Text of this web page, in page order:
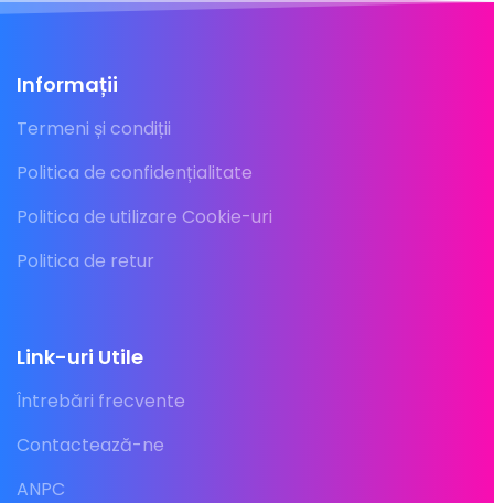
Informații
Termeni și condiții
Politica de confidențialitate
Politica de utilizare Cookie-uri
Politica de retur
Link-uri Utile
Întrebări frecvente
Contactează-ne
ANPC